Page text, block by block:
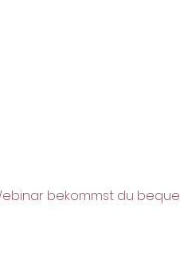
bekommst du